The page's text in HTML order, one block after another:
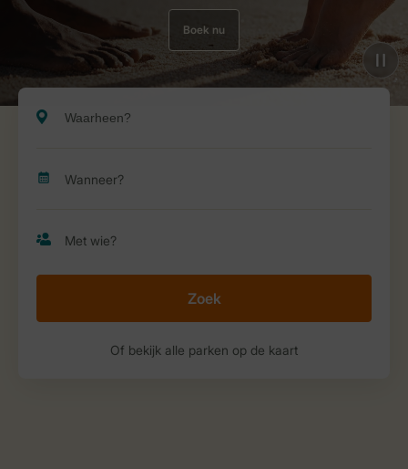
Boek nu
Zoek
Of bekijk alle parken op de kaart